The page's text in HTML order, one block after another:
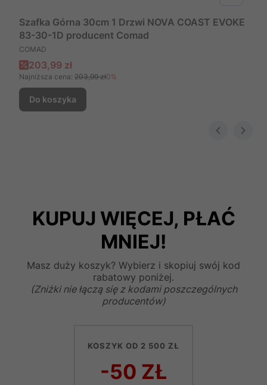
Szafka Górna 30cm 1 Drzwi NOVA COAST EVOKE
83-30-1D producent Comad
PRODUCENT
COMAD
Cena promocyjna
203,99 zł
Najniższa cena: 203,99 zł0%
Do koszyka
KUPUJ WIĘCEJ, PŁAĆ
MNIEJ!
Masz duży koszyk? Wybierz i skopiuj swój kod
rabatowy poniżej.
(Zniżki nie łączą się z kodami poszczególnych
producentów)
KOSZYK OD 2 500 ZŁ
-50 ZŁ